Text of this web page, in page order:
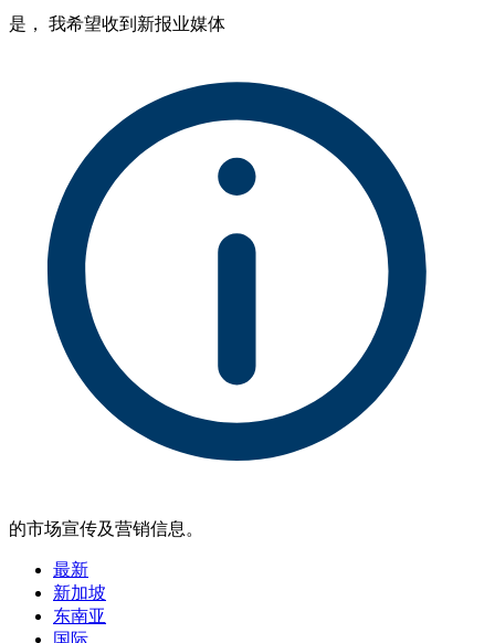
是， 我希望收到新报业媒体
的市场宣传及营销信息。
最新
新加坡
东南亚
国际